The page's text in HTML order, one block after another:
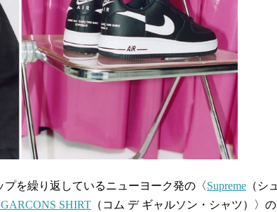
を繰り返しているニューヨーク発の〈Supreme （シュ
SHIRT （コム デ ギャルソン・シャツ）〉の